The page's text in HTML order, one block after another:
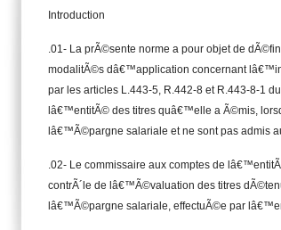
Introduction
.01- La prÃ©sente norme a pour objet de
modalitÃ©s dâ€™application concernant
par les articles L.443-5, R.442-8 et R.443-8-1
lâ€™entitÃ© des titres quâ€™elle a Ã©mis,
lâ€™Ã©pargne salariale et ne sont pas admis
.02- Le commissaire aux comptes de
contrÃ´le de lâ€™Ã©valuation des titres
lâ€™Ã©pargne salariale, effectuÃ©e par